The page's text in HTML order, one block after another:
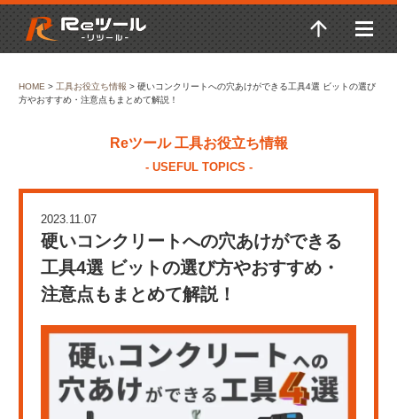
HOME > 工具お役立ち情報 >硬いコンクリートへの穴あけができる工具4選 ビットの選び
方やおすすめ・注意点もまとめて解説！
Reツール工具お役立ち情報
- USEFUL TOPICS -
2023.11.07
硬いコンクリートへの穴あけができる
工具4選 ビットの選び方やおすすめ・
注意点もまとめて解説！